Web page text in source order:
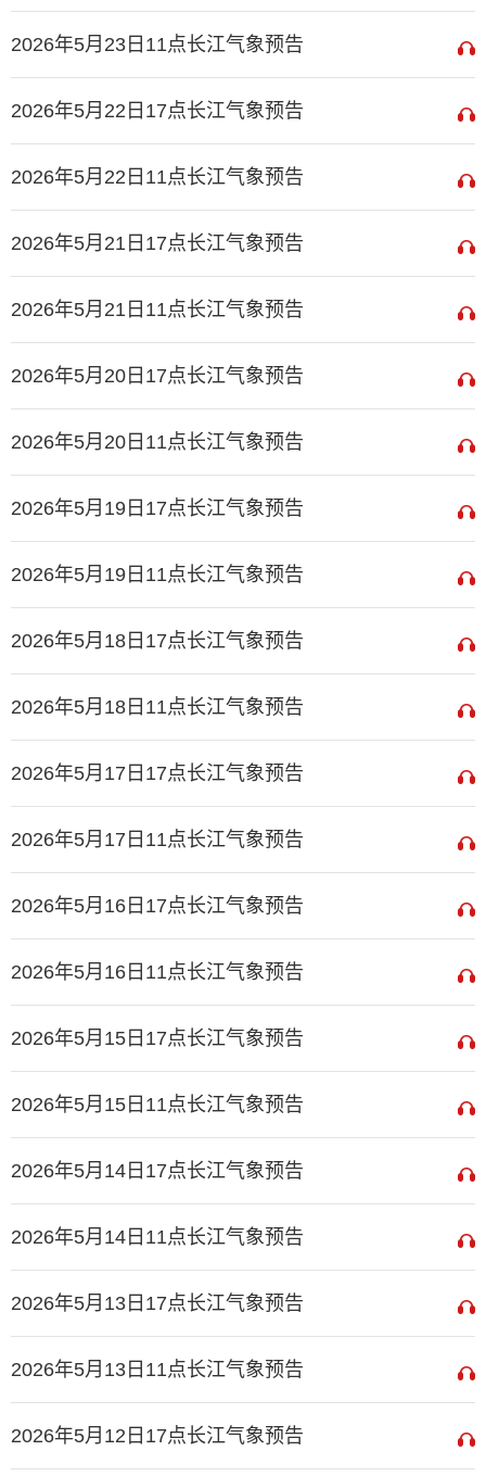
2026年5月23日11点长江气象预告
2026年5月22日17点长江气象预告
2026年5月22日11点长江气象预告
2026年5月21日17点长江气象预告
2026年5月21日11点长江气象预告
2026年5月20日17点长江气象预告
2026年5月20日11点长江气象预告
2026年5月19日17点长江气象预告
2026年5月19日11点长江气象预告
2026年5月18日17点长江气象预告
2026年5月18日11点长江气象预告
2026年5月17日17点长江气象预告
2026年5月17日11点长江气象预告
2026年5月16日17点长江气象预告
2026年5月16日11点长江气象预告
2026年5月15日17点长江气象预告
2026年5月15日11点长江气象预告
2026年5月14日17点长江气象预告
2026年5月14日11点长江气象预告
2026年5月13日17点长江气象预告
2026年5月13日11点长江气象预告
2026年5月12日17点长江气象预告